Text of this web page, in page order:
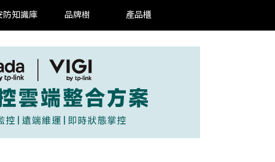
防知識庫 品牌樹 產品櫃